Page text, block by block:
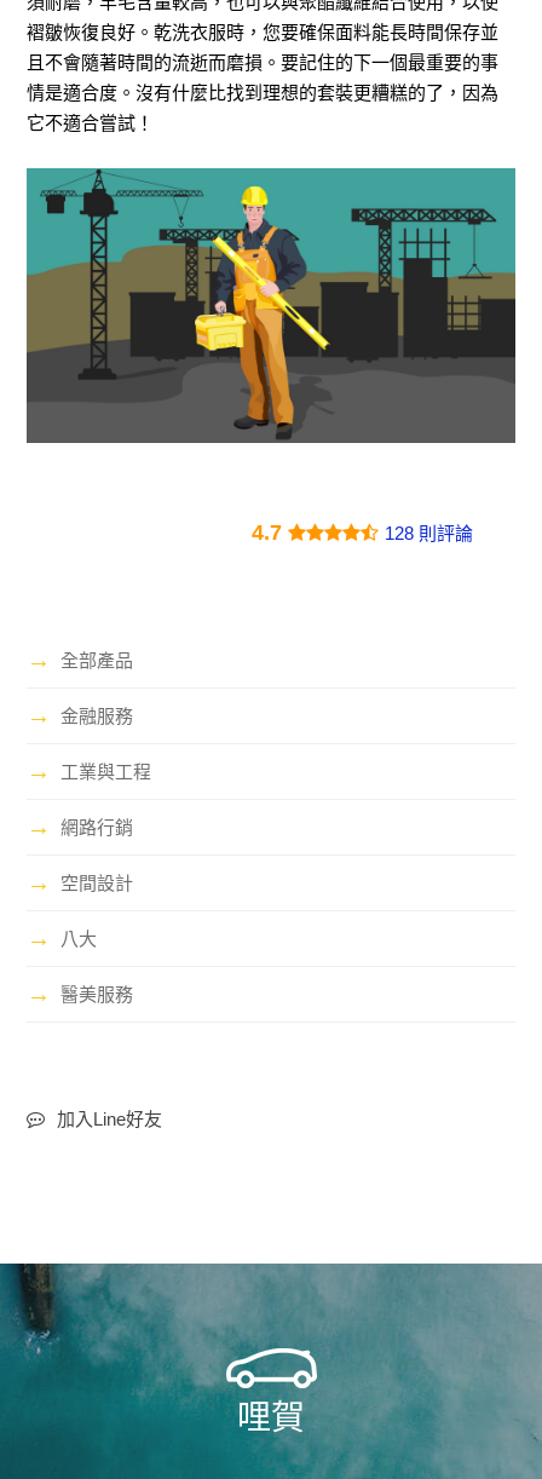
褶皺恢復良好。乾洗衣服時，您要確保面料能長時間保存並
且不會隨著時間的流逝而磨損。要記住的下一個最重要的事
情是適合度。沒有什麼比找到理想的套裝更糟糕的了，因為
它不適合嘗試！
4.7 128 則評論
→ 全部產品
→ 金融服務
→ 工業與工程
→ 網路行銷
→ 空間設計
→ 八大
→ 醫美服務
加入Line好友
哩賀